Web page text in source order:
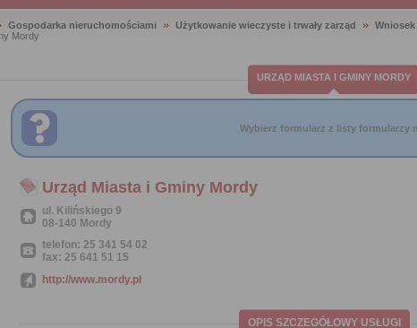
Gospodarka nieruchomościami Użytkowanie wieczyste i trwały zarząd
Mordy
URZĄD MIASTA I GMINY MORDY
Wybierz formularz z listy formularzy
Urząd Miasta i Gminy Mordy
ul. Kilińskiego 9
08-140 Mordy
telefon: 25 341 54 02
fax: 25 641 51 15
http://www.mordy.pl
OPIS SZCZEGÓŁOWY USŁUGI